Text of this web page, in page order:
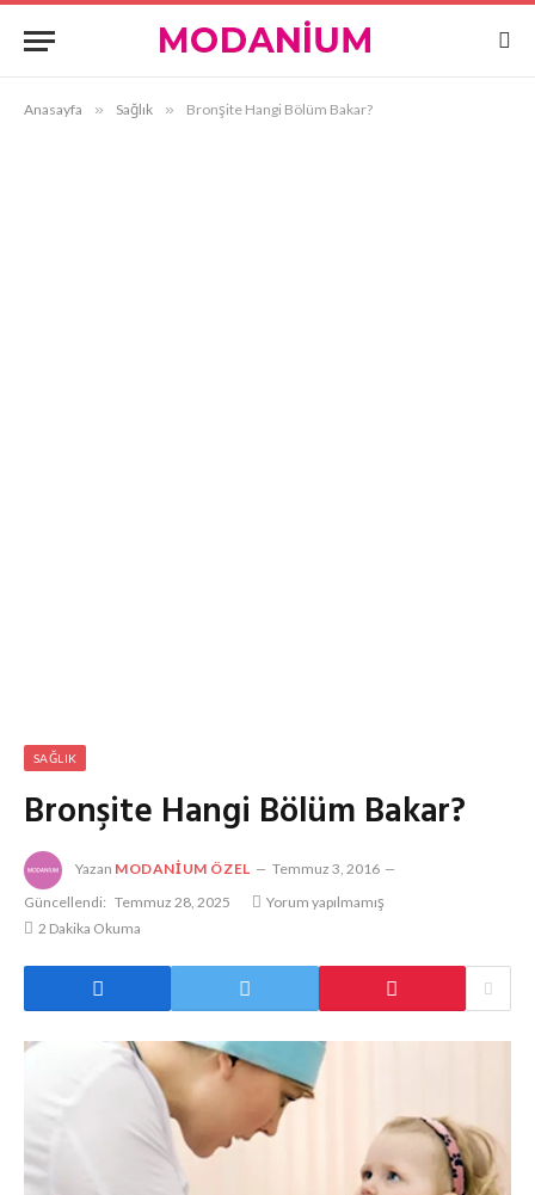
Anasayfa » Sağlık » Bronşite Hangi Bölüm Bakar?
SAĞLIK
Bronşite Hangi Bölüm Bakar?
Yazan MODANIUM ÖZEL
Temmuz 3, 2016
Güncellendi: Temmuz 28, 2025
Yorum yapılmamış
2 Dakika Okuma